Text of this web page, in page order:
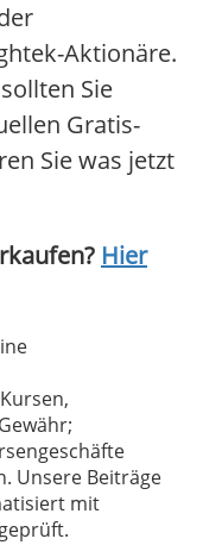
Aktionäre.
Sie
Gratis-
Sie was jetzt
Hier
Unsere Beiträge
mit